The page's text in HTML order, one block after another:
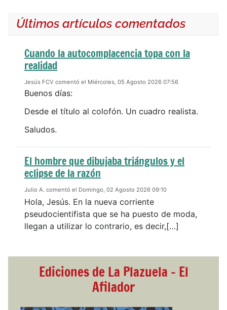
Últimos artículos comentados
Cuando la autocomplacencia topa con la
realidad
Jesús FCV comentó el Miércoles, 05 Agosto 2026 07:56
Buenos días:
Desde el título al colofón. Un cuadro realista.
Saludos.
El hombre que dibujaba triángulos y el
eclipse de la razón
Julio A. comentó el Domingo, 02 Agosto 2026 09:10
Hola, Jesús. En la nueva corriente
pseudocientifista que se ha puesto de moda,
llegan a utilizar lo contrario, es decir,[…]
Ediciones de La Plazuela - El
Afilador